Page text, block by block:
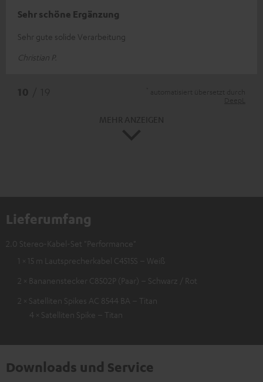
Sehr schöne Ergänzung
Sehr gute solide Verarbeitung
Christian P.
Lieferumfang
2.0 Stereo-Kabel-Set "Performance"
1 × 15 m Lautsprecherkabel C4515S – Weiß
2 × Bananenstecker C8502P (Paar) – Schwarz / Rot
2 × Satelliten Spikes AC 8544 BA – Titan
4 × Satelliten Spike – Titan
Downloads und Service